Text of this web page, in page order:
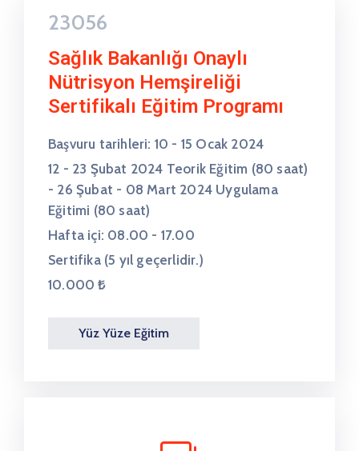
23056
Sağlık Bakanlığı Onaylı
Nütrisyon Hemşireliği
Sertifikalı Eğitim Programı
Başvuru tarihleri: 10 - 15 Ocak 2024
12 - 23 Şubat 2024 Teorik Eğitim (80 saat)
- 26 Şubat - 08 Mart 2024 Uygulama
Eğitimi (80 saat)
Hafta içi: 08.00 - 17.00
Sertifika (5 yıl geçerlidir.)
10.000 ₺
Yüz Yüze Eğitim